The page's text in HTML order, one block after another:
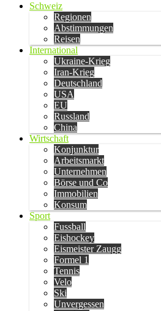
Schweiz
Regionen
Abstimmungen
Reisen
International
Ukraine-Krieg
Iran-Krieg
Deutschland
USA
EU
Russland
China
Wirtschaft
Konjunktur
Arbeitsmarkt
Unternehmen
Börse und Co
Immobilien
Konsum
Sport
Fussball
Eishockey
Eismeister Zaugg
Formel 1
Tennis
Velo
Ski
Unvergessen